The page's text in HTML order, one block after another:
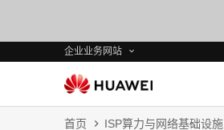
企业业务网站
首页 ISP算力与网络基础设施